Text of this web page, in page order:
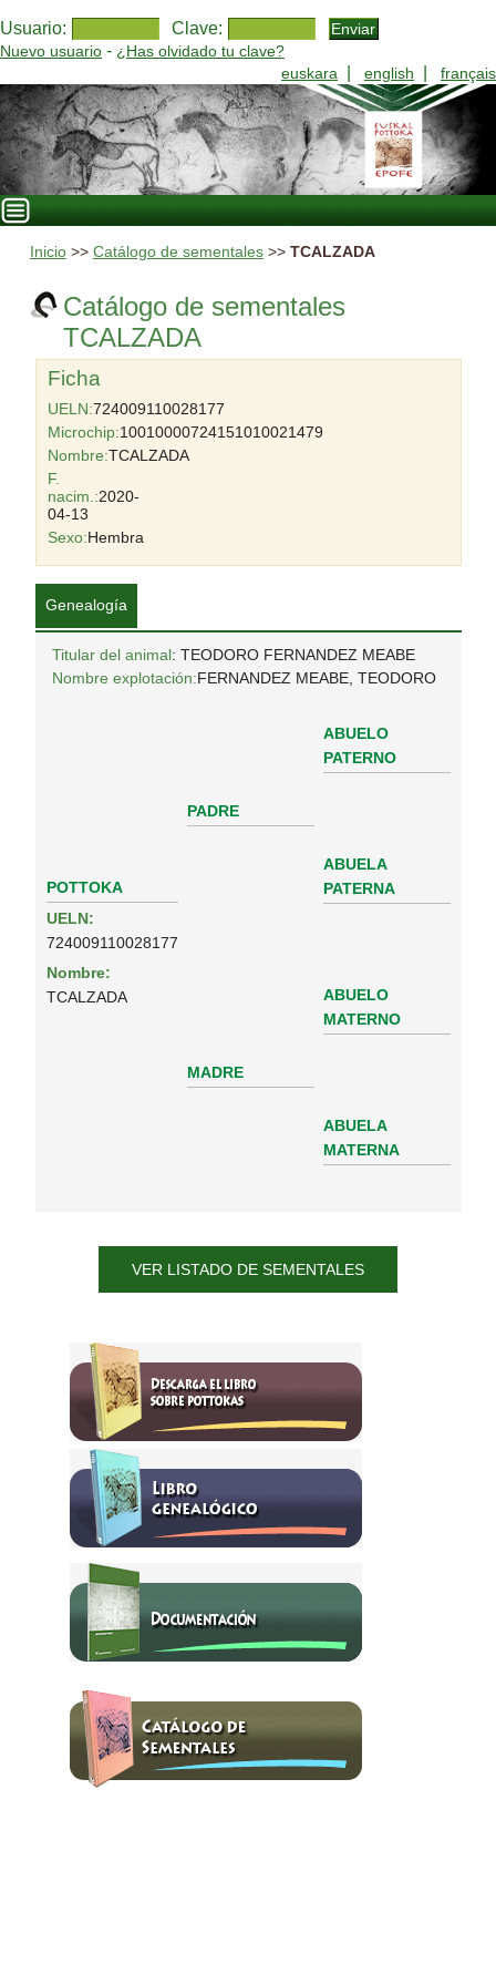
Usuario: Clave:
Nuevo usuario - ¿Has olvidado tu clave?
euskara
english français
Inicio>> Catálogo de sementales>> TCALZADA
Catálogo de sementales
TCALZADA
Ficha
UELN:724009110028177
Microchip:10010000724151010021479
Nombre:TCALZADA
F.
nacim.:2020-
04-13
Sexo:Hembra
Genealogía
Titular del animal: TEODORO FERNANDEZ MEABE
Nombre explotación:FERNANDEZ MEABE, TEODORO
POTTOKA
UELN:
724009110028177
Nombre:
TCALZADA
PADRE
ABUELO
PATERNO
ABUELA
PATERNA
MADRE
ABUELO
MATERNO
ABUELA
MATERNA
VER LISTADO DE SEMENTALES